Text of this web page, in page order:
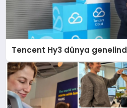
Tencent Hy3 dünya